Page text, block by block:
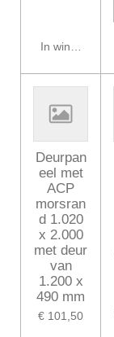
In winkelwagen
Deurpan
eel met
ACP
morsran
d 1.020
x 2.000
met deur
van
1.200 x
490 mm
€ 101,50